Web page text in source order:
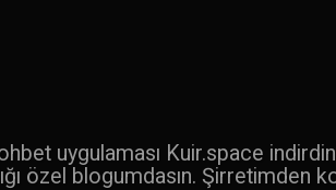
uygulaması Kuir.space
özel blogumdasın. Şirretimden